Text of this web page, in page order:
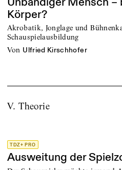
Körper?
Akrobatik, Jonglage und
Schauspielausbildung
von Ulfried Kirschhofer
V. Theorie
TDZ+ PRO
Ausweitung der